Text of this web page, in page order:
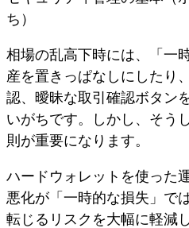
ち）
相場の乱高下時には、「一
産を置きっぱなしにしたり
認、曖昧な取引確認ボタン
いがちです。しかし、そう
則が重要になります。
ハードウォレットを使った
悪化が「一時的な損失」で
転じるリスクを大幅に軽減